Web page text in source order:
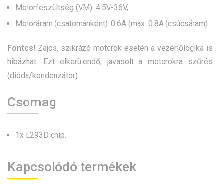
Motorfeszültség (VM): 4.5V-36V,
Motoráram (csatornánként): 0.6A (max. 0.8A (csúcsáram).
Fontos! Zajos, szikrázó motorok esetén a vezérlőlogika is
hibázhat. Ezt elkerülendő, javasolt a motorokra szűrés
(dióda/kondenzátor).
Csomag
1x L293D chip.
Kapcsolódó termékek